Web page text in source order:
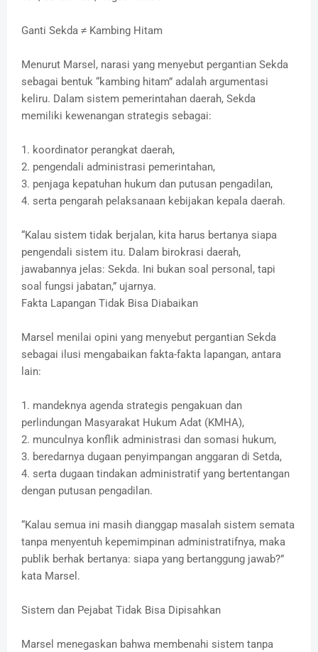
Ganti Sekda ≠ Kambing Hitam
Menurut Marsel, narasi yang menyebut pergantian Sekda
sebagai bentuk “kambing hitam” adalah argumentasi
keliru. Dalam sistem pemerintahan daerah, Sekda
memiliki kewenangan strategis sebagai:
1. koordinator perangkat daerah,
2. pengendali administrasi pemerintahan,
3. penjaga kepatuhan hukum dan putusan pengadilan,
4. serta pengarah pelaksanaan kebijakan kepala daerah.
“Kalau sistem tidak berjalan, kita harus bertanya siapa
pengendali sistem itu. Dalam birokrasi daerah,
jawabannya jelas: Sekda. Ini bukan soal personal, tapi
soal fungsi jabatan,” ujarnya.
Fakta Lapangan Tidak Bisa Diabaikan
Marsel menilai opini yang menyebut pergantian Sekda
sebagai ilusi mengabaikan fakta-fakta lapangan, antara
lain:
1. mandeknya agenda strategis pengakuan dan
perlindungan Masyarakat Hukum Adat (KMHA),
2. munculnya konflik administrasi dan somasi hukum,
3. beredarnya dugaan penyimpangan anggaran di Setda,
4. serta dugaan tindakan administratif yang bertentangan
dengan putusan pengadilan.
“Kalau semua ini masih dianggap masalah sistem semata
tanpa menyentuh kepemimpinan administratifnya, maka
publik berhak bertanya: siapa yang bertanggung jawab?”
kata Marsel.
Sistem dan Pejabat Tidak Bisa Dipisahkan
Marsel menegaskan bahwa membenahi sistem tanpa